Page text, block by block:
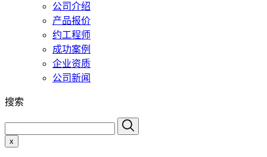
公司介绍
产品报价
约工程师
成功案例
企业资质
公司新闻
搜索
x